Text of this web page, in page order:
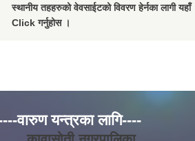
स्थानीय तहहरुको वेवसाईटको विवरण हेर्नका लागी यहाँ
Click गर्नुहोस ।
वारुण यन्त्रका लागि----